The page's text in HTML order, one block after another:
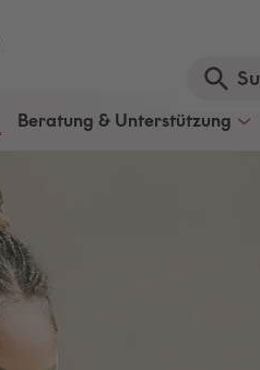
Beratung & Unterstützung